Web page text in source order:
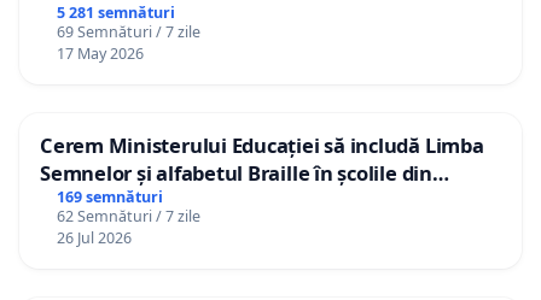
5 281 semnături
69 Semnături / 7 zile
17 May 2026
Cerem Ministerului Educației să includă Limba
Semnelor și alfabetul Braille în școlile din
Republica Moldova!
169 semnături
62 Semnături / 7 zile
26 Jul 2026